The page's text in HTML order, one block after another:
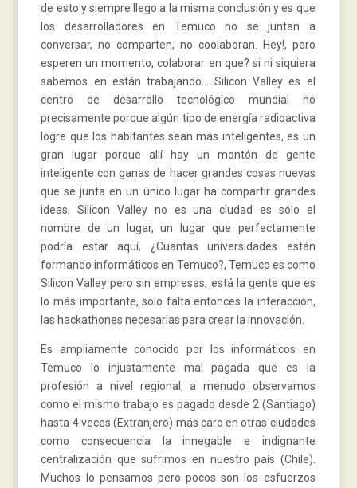
de esto y siempre llego a la misma conclusión y es que
los desarrolladores en Temuco no se juntan a
conversar, no comparten, no coolaboran. Hey!, pero
esperen un momento, colaborar en que? si ni siquiera
sabemos en están trabajando… Silicon Valley es el
centro de desarrollo tecnológico mundial no
precisamente porque algún tipo de energía radioactiva
logre que los habitantes sean más inteligentes, es un
gran lugar porque allí hay un montón de gente
inteligente con ganas de hacer grandes cosas nuevas
que se junta en un único lugar ha compartir grandes
ideas, Silicon Valley no es una ciudad es sólo el
nombre de un lugar, un lugar que perfectamente
podría estar aquí, ¿Cuantas universidades están
formando informáticos en Temuco?, Temuco es como
Silicon Valley pero sin empresas, está la gente que es
lo más importante, sólo falta entonces la interacción,
las hackathones necesarias para crear la innovación.
Es ampliamente conocido por los informáticos en
Temuco lo injustamente mal pagada que es la
profesión a nivel regional, a menudo observamos
como el mismo trabajo es pagado desde 2 (Santiago)
hasta 4 veces (Extranjero) más caro en otras ciudades
como consecuencia la innegable e indignante
centralización que sufrimos en nuestro país (Chile).
Muchos lo pensamos pero pocos son los esfuerzos